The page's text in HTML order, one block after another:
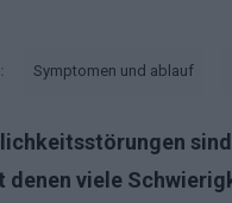
Symptomen und ablauf
denen viele